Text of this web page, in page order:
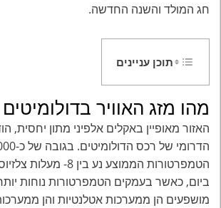
חג המולד והשנה החדשה.
תוכן עניינים
מהו מזג האוויר
האזור מאופיין באקלים אלפיני מתון יחסית,
ביום, כאשר בעמקים הטמפרטורות נוחות
מושפעים הן ממערכות אטלנטיות והן ממערכות